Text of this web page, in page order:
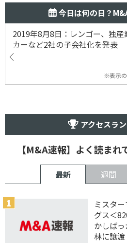
今日は何の日？
2019年8月8日：レンゴー、独
カーなど2社の子会社化を発表
※表示の
アクセスラ
【M&A速報】よく読ま
最新 週間
ミスタ
グス＜
かしば
林に譲渡